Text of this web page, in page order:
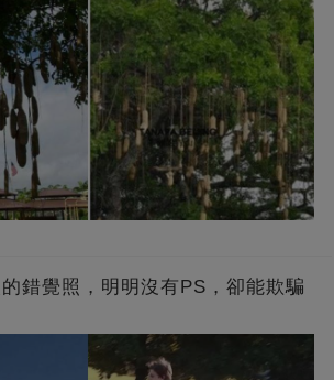
錯覺照，明明沒有PS，卻能欺騙